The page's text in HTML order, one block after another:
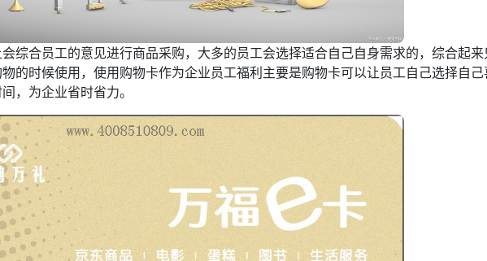
综合员工的意见进行商品采购，大多的员工会选择适合自己自身需求的，综合起
的时候使用，使用购物卡作为企业员工福利主要是购物卡可以让员工自己选择自
，为企业省时省力。